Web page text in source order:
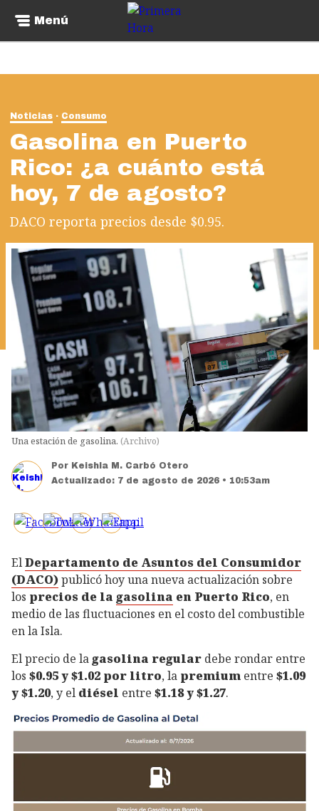
Menú
Noticias Consumo
Gasolina en Puerto
Rico: ¿a cuánto está
hoy, 7 de agosto?
DACO reporta precios desde $0.95.
Una estación de gasolina. (Archivo)
Por Keishla M. Carbó Otero
Actualizado: 7 de agosto de 2026 • 10:53am
ElDepartamento de Asuntos del Consumidor
(DACO)publicó hoy una nueva actualización sobre
los precios de la gasolina en Puerto Rico, en
medio de las fluctuaciones en el costo del combustible
en la Isla.
El precio de la gasolina regular debe rondar entre
los $0.95 y $1.02 por litro, la premium entre $1.09
y $1.20, y el diésel entre $1.18 y $1.27.